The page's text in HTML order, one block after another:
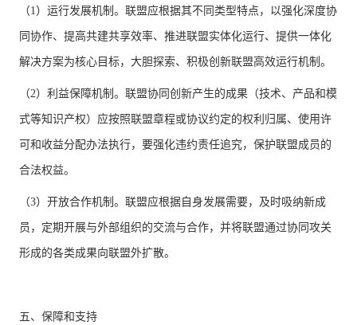
（1）运行发展机制。联盟应根据其不同类型特点，以强化深度协
同协作、提高共建共享效率、推进联盟实体化运行、提供一体化
解决方案为核心目标，大胆探索、积极创新联盟高效运行机制。
（2）利益保障机制。联盟协同创新产生的成果（技术、产品和模
式等知识产权）应按照联盟章程或协议约定的权利归属、使用许
可和收益分配办法执行，要强化违约责任追究，保护联盟成员的
合法权益。
（3）开放合作机制。联盟应根据自身发展需要，及时吸纳新成
员，定期开展与外部组织的交流与合作，并将联盟通过协同攻关
形成的各类成果向联盟外扩散。
五、保障和支持